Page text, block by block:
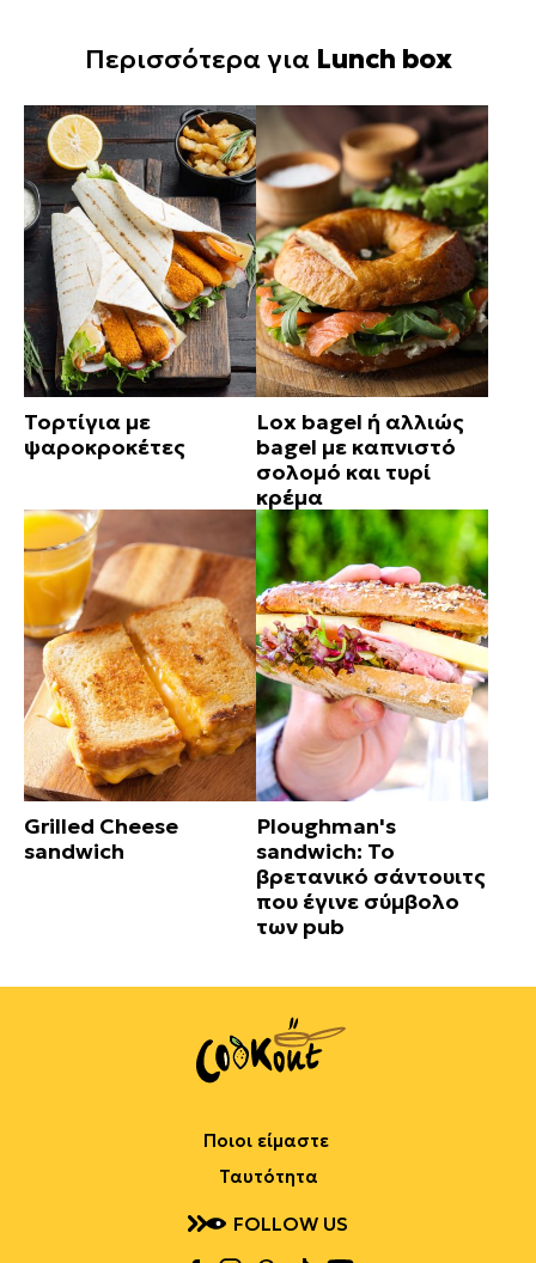
Περισσότερα για Lunch box
Τορτίγια με
ψαροκροκέτες
Lox bagel ή αλλιώς
bagel με καπνιστό
σολομό και τυρί
κρέμα
Grilled Cheese
sandwich
Ploughman's
sandwich: Το
βρετανικό σάντουιτς
που έγινε σύμβολο
των pub
Ποιοι είμαστε
Ταυτότητα
FOLLOW US